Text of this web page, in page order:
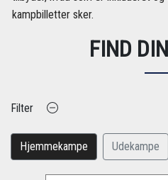
kampbilletter sker.